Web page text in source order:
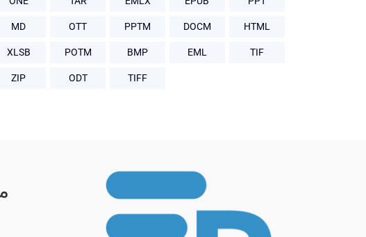
MD OTT PPTM DOCM HTML
XLSB POTM BMP EML TIF
ZIP ODT TIFF